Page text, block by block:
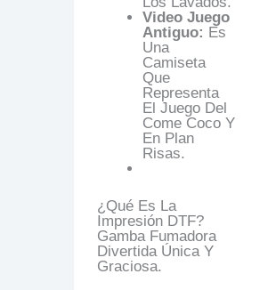
Video Juego
Antiguo: Es
Una
Camiseta
Que
Representa
El Juego Del
Come Coco Y
En Plan
Risas.
¿Qué Es La
Impresión DTF?
Gamba Fumadora
Divertida Única Y
Graciosa.